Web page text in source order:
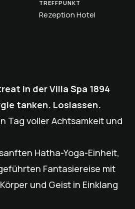
TREFFPUNKT
Rezeption Hotel
in der Villa Spa 1894
tanken. Loslassen.
Tag voller Achtsamkeit und
Hatha-Yoga-Einheit,
Fantasiereise mit
und Geist in Einklang